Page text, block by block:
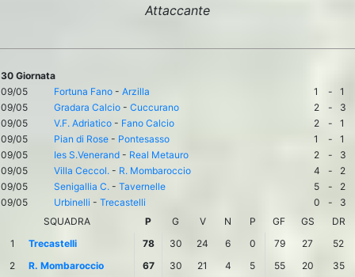
Attaccante
30 Giornata
09/05
Fortuna Fano - Arzilla 1 -
1
09/05
Gradara Calcio - Cuccurano 2 -
3
09/05
V.F. Adriatico - Fano Calcio 2 -
1
09/05
Pian di Rose - Pontesasso 1 -
1
09/05
Ies S.Venerand - Real Metauro 2 -
3
09/05
Villa Ceccol. - R. Mombaroccio 4 -
2
09/05
Senigallia C. - Tavernelle 5 -
2
09/05
Urbinelli - Trecastelli 0 -
3
SQUADRA
P G V N P GF GS
DR
1
Trecastelli 78 30 24 6 0 79 27
52
2
R. Mombaroccio 67 30 21 4 5 55 20
35